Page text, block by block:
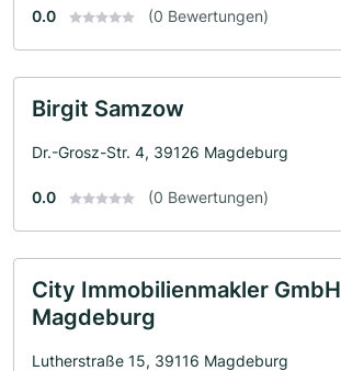
0.0 (0 Bewertungen)
Birgit Samzow
Dr.-Grosz-Str. 4, 39126 Magdeburg
0.0 (0 Bewertungen)
City Immobilienmakler GmbH
Magdeburg
Lutherstraße 15, 39116 Magdeburg